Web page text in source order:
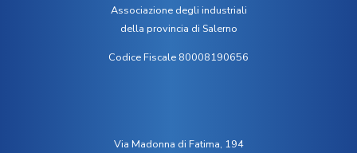
Associazione degli industriali
della provincia di Salerno
Codice Fiscale 80008190656
Via Madonna di Fatima, 194